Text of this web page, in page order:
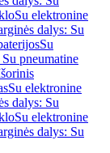
Su elektronine
dalys: Su
Su
pneumatine
Su elektronine
dalys: Su
Su elektronine
dalys: Su